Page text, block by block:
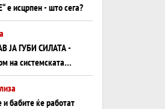
е исцрпен - што сега?
ЈА ГУБИ СИЛАТА -
на системската
Германија до
бабите ќе работат